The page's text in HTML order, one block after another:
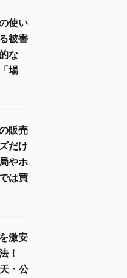
使い
被害
な
場
販売
だけ
やホ
は買
激安
！
・公